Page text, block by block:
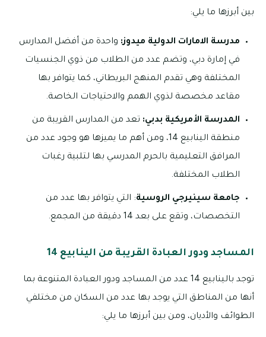
بين أبرزها ما يلي:
مدرسة الامارات الدولية ميدوز: واحدة من أفضل المدارس
في إمارة دبي، وتضم عدد من الطلاب من ذوي الجنسيات
المختلفة وهي تقدم المنهج البريطاني، كما يتوافر بها
مقاعد مخصصة لذوي الهمم والاحتياجات الخاصة.
المدرسة الأمريكية بدبي: تعد من المدارس القريبة من
منطقة الينابيع 14، ومن أهم ما يميزها هو وجود عدد من
المرافق التعليمية بالحرم المدرسي بها لتلبية رغبات
الطلاب المختلفة.
جامعة سينيرجي الروسية: التي يتوافر بها عدد من
التخصصات، وتقع على بعد 14 دقيقة من المجمع.
المساجد ودور العبادة القريبة من الينابيع 14
توجد بالينابيع 14 عدد من المساجد ودور العبادة المتنوعة بما
أنها من المناطق التي يوجد بها عدد من السكان من مختلفي
الطوائف والأديان، ومن بين أبرزها ما يلي: